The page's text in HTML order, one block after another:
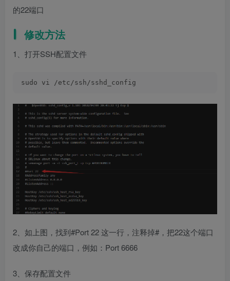
的22端口
修改方法
1、打开SSH配置文件
sudo vi /etc/ssh/sshd_config
2、如上图，找到#Port 22 这一行，注释掉#，把22这个端口
改成你自己的端口，例如：Port 6666
3、保存配置文件